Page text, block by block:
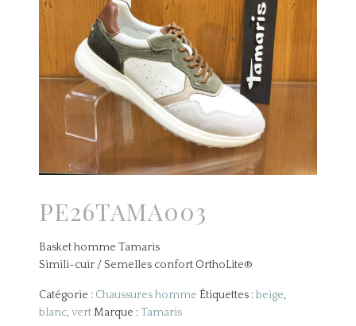
PE26TAMA003
Basket homme Tamaris
Simili-cuir / Semelles confort OrthoLite®
Catégorie : Chaussures homme Étiquettes :beige,
blanc,vert Marque :Tamaris